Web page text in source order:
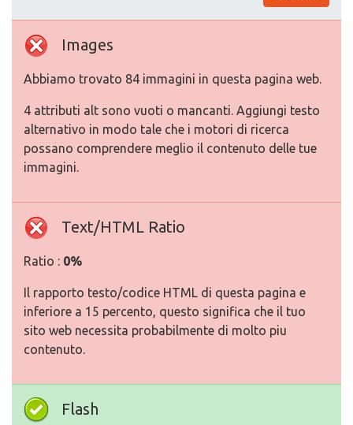
Images
Abbiamo trovato 84 immagini in questa pagina web.
4 attributi alt sono vuoti o mancanti. Aggiungi testo
alternativo in modo tale che i motori di ricerca
possano comprendere meglio il contenuto delle tue
immagini.
Text/HTML Ratio
Ratio : 0%
Il rapporto testo/codice HTML di questa pagina e
inferiore a 15 percento, questo significa che il tuo
sito web necessita probabilmente di molto piu
contenuto.
Flash